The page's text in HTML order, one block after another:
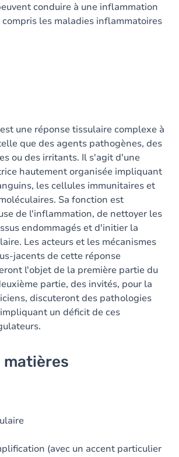
conduire à une inflammation
les maladies inflammatoires
une réponse tissulaire complexe à
que des agents pathogènes, des
ou des irritants. Il s'agit d'une
hautement organisée impliquant
les cellules immunitaires et
Sa fonction est
de l'inflammation, de nettoyer les
endommagés et d'initier la
Les acteurs et les mécanismes
jacents de cette réponse
l'objet de la première partie du
partie, des invités, pour la
discuteront des pathologies
un déficit de ces
matières
(avec un accent particulier